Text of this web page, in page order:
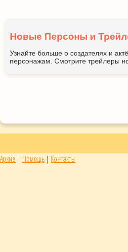
Новые Персоны и
Узнайте больше о создателях и
персонажам. Смотрите трейлеры
Архив | Помощь | Контакты